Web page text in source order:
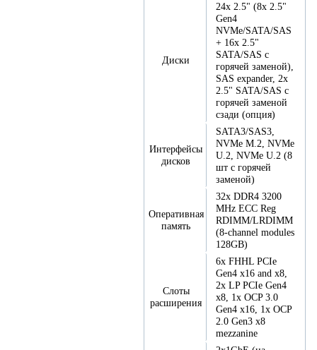
Диски
24x 2.5" (8x 2.5"
Gen4
NVMe/SATA/SAS
+ 16x 2.5"
SATA/SAS с
горячей заменой),
SAS expander, 2x
2.5" SATA/SAS с
горячей заменой
сзади (опция)
Интерфейсы
дисков
SATA3/SAS3,
NVMe M.2, NVMe
U.2, NVMe U.2 (8
шт с горячей
заменой)
Оперативная
память
32x DDR4 3200
MHz ECC Reg
RDIMM/LRDIMM
(8-channel modules
128GB)
Слоты
расширения
6x FHHL PCIe
Gen4 x16 and x8,
2x LP PCIe Gen4
x8, 1x OCP 3.0
Gen4 x16, 1x OCP
2.0 Gen3 x8
mezzanine